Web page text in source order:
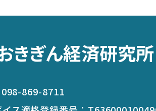
きぎん経済研究所
098-869-8711